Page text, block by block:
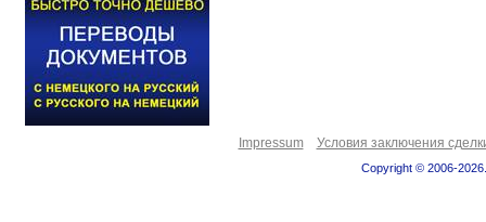
Impressum Условия заключения
Copyright © 2006-